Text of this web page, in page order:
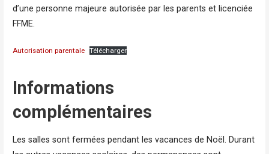
d’une personne majeure autorisée par les parents et licenciée
FFME.
Autorisation parentale Télécharger
Informations
complémentaires
Les salles sont fermées pendant les vacances de Noël. Durant